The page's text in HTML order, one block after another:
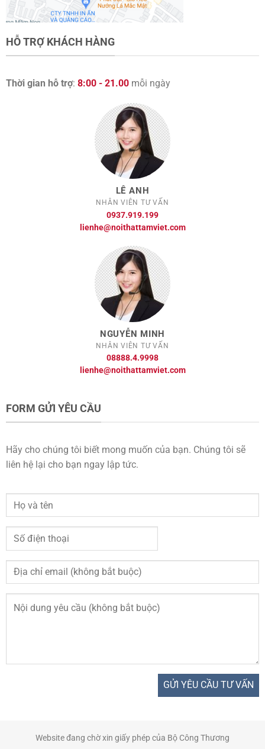
HỖ TRỢ KHÁCH HÀNG
Thời gian hỗ trợ: 8:00 - 21.00mỗi ngày
LÊ ANH
NHÂN VIÊN TƯ VẤN
0937.919.199
lienhe@noithattamviet.com
NGUYỄN MINH
NHÂN VIÊN TƯ VẤN
08888.4.9998
lienhe@noithattamviet.com
FORM GỬI YÊU CẦU
Hãy cho chúng tôi biết mong muốn của bạn. Chúng tôi sẽ
liên hệ lại cho bạn ngay lập tức.
Website đang chờ xin giấy phép của Bộ Công Thương